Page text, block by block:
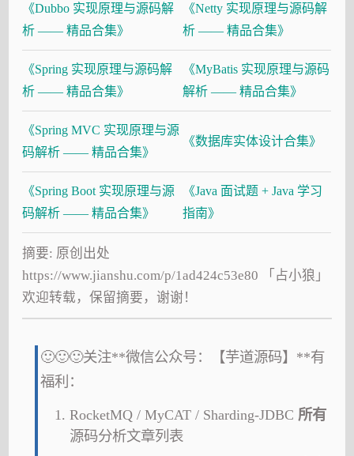
Java 超神之路
《Dubbo 实现原理与源码解
析 —— 精品合集》
《Netty 实现原理与源码解
析 —— 精品合集》
《Spring 实现原理与源码解
析 —— 精品合集》
《MyBatis 实现原理与源码
解析 —— 精品合集》
《Spring MVC 实现原理与源
码解析 —— 精品合集》
《数据库实体设计合集》
《Spring Boot 实现原理与源
码解析 —— 精品合集》
《Java 面试题 + Java 学习
指南》
摘要: 原创出处
https://www.jianshu.com/p/1ad424c53e80 「占小狼」
欢迎转载，保留摘要，谢谢！
🙂🙂🙂关注**微信公众号：【芋道源码】**有
福利：
RocketMQ / MyCAT / Sharding-JDBC 所有
源码分析文章列表